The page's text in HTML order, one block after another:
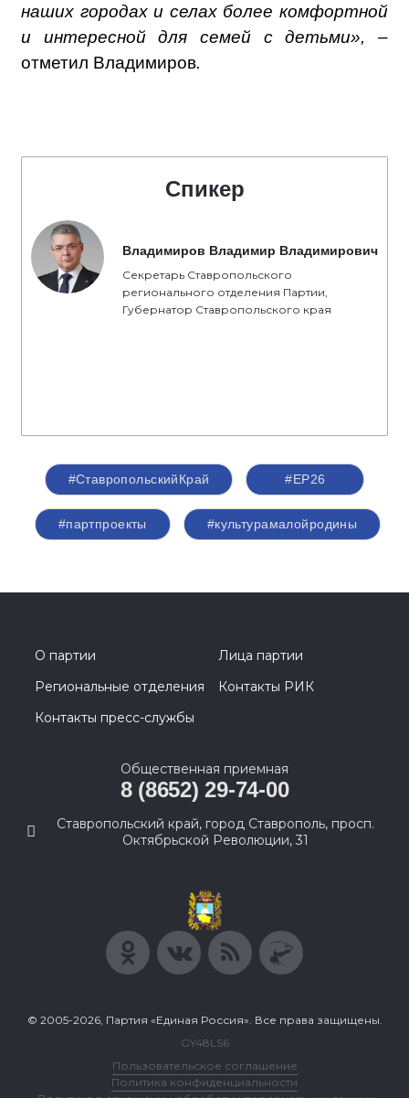
наших городах и селах более комфортной
и интересной для семей с детьми», –
отметил Владимиров.
Спикер
Владимиров Владимир Владимирович
Секретарь Ставропольского
регионального отделения Партии,
Губернатор Ставропольского края
#СтавропольскийКрай #ЕР26
#партпроекты #культурамалойродины
О партии
Лица партии
Региональные отделения
Контакты РИК
Контакты пресс-службы
Общественная приемная
8 (8652) 29-74-00
Ставропольский край, город Ставрополь, просп.
Октябрьской Революции, 31
© 2005-2026, Партия «Единая Россия». Все права защищены.
GY48LS6
Пользовательское соглашение
Политика конфиденциальности